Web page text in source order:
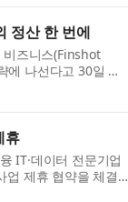
정산 한 번에
비즈니스(Finshot
에 나선다고 30일 밝
을 진행해...
휴
IT·데이터 전문기업
업 제휴 협약을 체결
콘 대...